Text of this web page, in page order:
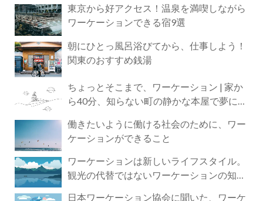
東京から好アクセス！温泉を満喫しながら
ワーケーションできる宿9選
朝にひとっ風呂浴びてから、仕事しよう！
関東のおすすめ銭湯
ちょっとそこまで、ワーケーション | 家か
ら40分、知らない町の静かな本屋で夢に近
働きたいように働ける社会のために、ワー
ケーションができること
ワーケーションは新しいライフスタイル。
観光の代替ではないワーケーションの知ら
日本ワーケーション協会に聞いた、ワーケ